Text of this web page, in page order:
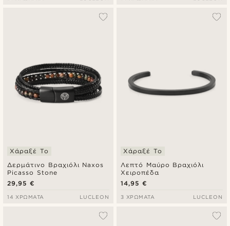
Δερμάτινο Βραχιόλι Naxos
Picasso Stone
Χάραξέ Το
29,95 €
14 ΧΡΏΜΑΤΑ LUCLEON
Λεπτό Μαύρο Βραχιόλι
Χειροπέδα
Χάραξέ Το
14,95 €
3 ΧΡΏΜΑΤΑ LUCLEON